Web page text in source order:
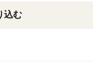
込む